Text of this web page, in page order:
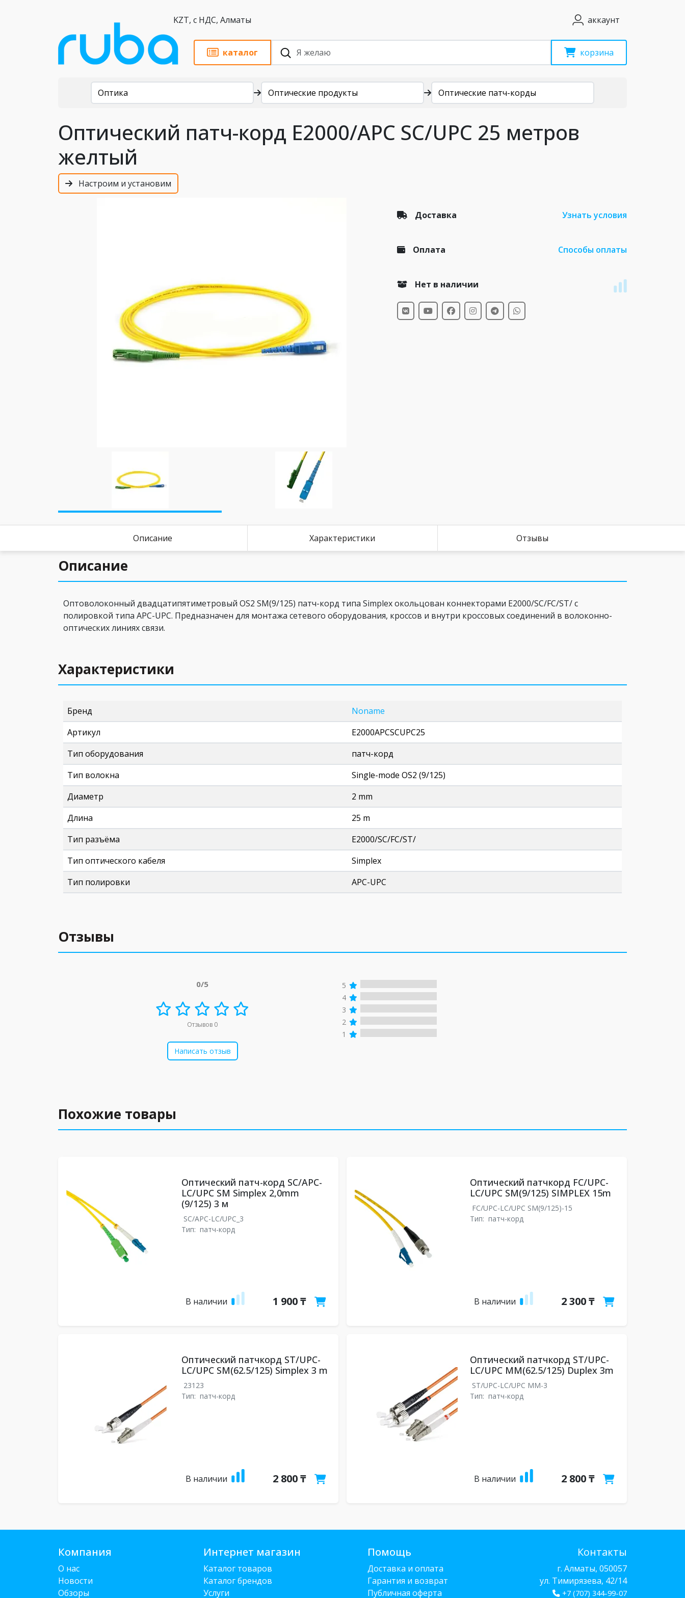
KZT, с НДС, Алматы аккаунт
каталог корзина
Каталог
Оптика Оптические продукты Оптические патч-корды
Оптический патч-корд E2000/APC SC/UPC 25 метров
желтый
Настроим и установим
Доставка Узнать условия
Оплата Способы оплаты
Нет в наличии
Описание Характеристики Отзывы
Описание
Оптоволоконный двадцатипятиметровый OS2 SM(9/125) патч-корд типа Simplex окольцован коннекторами E2000/SC/FC/ST/ c
полировкой типа APC-UPC. Предназначен для монтажа сетевого оборудования, кроссов и внутри кроссовых соединений в волоконно-
оптических линиях связи.
Характеристики
Бренд
Noname
Артикул
E2000APCSCUPC25
Тип оборудования
патч-корд
Тип волокна
Single-mode OS2 (9/125)
Диаметр
2 mm
Длина
25 m
Тип разъёма
E2000/SC/FC/ST/
Тип оптического кабеля
Simplex
Тип полировки
APC-UPC
Отзывы
0/5
Отзывов 0
Написать отзыв
5
4
3
2
1
Похожие товары
Оптический патч-корд SC/APC-
LC/UPC SM Simplex 2,0mm
(9/125) 3 м
SC/APC-LC/UPC_3
Тип: патч-корд
В наличии 1 900 ₸
Оптический патчкорд FC/UPC-
LC/UPC SM(9/125) SIMPLEX 15m
FC/UPC-LC/UPC SM(9/125)-15
Тип: патч-корд
В наличии 2 300 ₸
Оптический патчкорд ST/UPC-
LC/UPC SM(62.5/125) Simplex 3 m
23123
Тип: патч-корд
В наличии 2 800 ₸
Оптический патчкорд ST/UPC-
LC/UPC MM(62.5/125) Duplex 3m
ST/UPC-LC/UPC MM-3
Тип: патч-корд
В наличии 2 800 ₸
Компания
О нас
Новости
Обзоры
Интернет магазин
Каталог товаров
Каталог брендов
Услуги
Помощь
Доставка и оплата
Гарантия и возврат
Публичная оферта
Контакты
г. Алматы, 050057
ул. Тимирязева, 42/14
+7 (707) 344-99-07